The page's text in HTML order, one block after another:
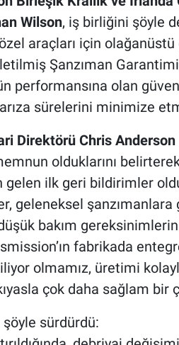
Wilson, iş birliğini şöyle
araçları için olağanüstü
Şanzıman
performansına olan
sürelerini minimize
Direktörü Chris Anderson
olduklarını
gelen ilk geri bildirimler
geleneksel
bakım
fabrikada
olmamız, üretimi
çok daha sağlam bir
sürdürdü: